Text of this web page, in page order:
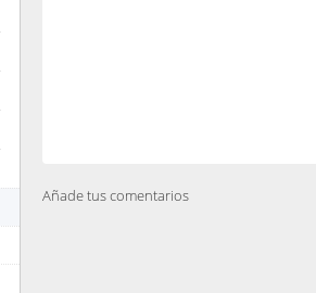
Añade tus comentarios